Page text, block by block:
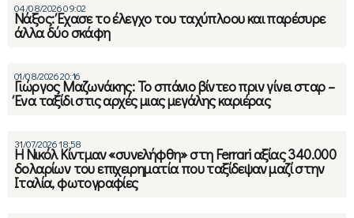
04/08/2026 09:02
Νάξος: Έχασε το έλεγχο του ταχύπλοου και παρέσυρε
άλλα δύο σκάφη
01/08/2026 20:16
Γιώργος Μαζωνάκης: Το σπάνιο βίντεο πριν γίνει σταρ –
Ένα ταξίδι στις αρχές μιας μεγάλης καριέρας
31/07/2026 18:58
Η Νικόλ Κίντμαν «συνελήφθη» στη Ferrari αξίας 340.000
δολαρίων του επιχειρηματία που ταξίδεψαν μαζί στην
Ιταλία, φωτογραφίες